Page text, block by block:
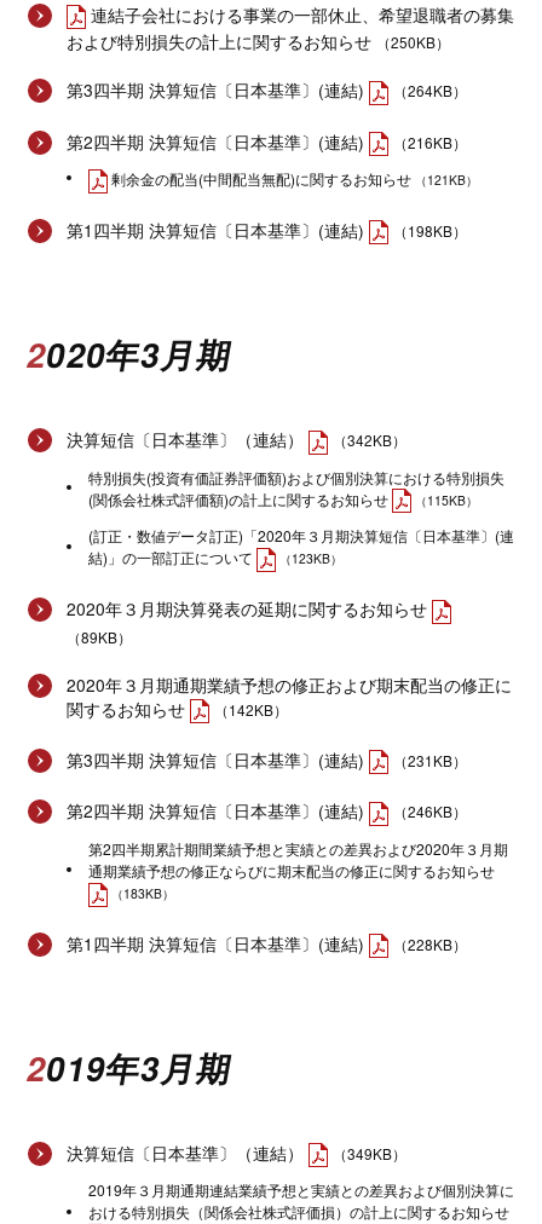
連結子会社における事業の一部休止、希望退職者の募集
および特別損失の計上に関するお知らせ
（250KB）
第3四半期 決算短信〔日本基準〕(連結) （264KB）
第2四半期 決算短信〔日本基準〕(連結)
（216KB）
剰余金の配当(中間配当無配)に関するお知らせ
（121KB）
第1四半期 決算短信〔日本基準〕(連結) （198KB）
2020年3月期
決算短信〔日本基準〕（連結）
（342KB）
特別損失(投資有価証券評価額)および個別決算における特別損失
(関係会社株式評価額)の計上に関するお知らせ
（115KB）
(訂正・数値データ訂正)「2020年３月期決算短信〔日本基準〕(連
結)」の一部訂正について
（123KB）
2020年３月期決算発表の延期に関するお知らせ
（89KB）
2020年３月期通期業績予想の修正および期末配当の修正に
関するお知らせ
（142KB）
第3四半期 決算短信〔日本基準〕(連結) （231KB）
第2四半期 決算短信〔日本基準〕(連結)
（246KB）
第2四半期累計期間業績予想と実績との差異および2020年３月期
通期業績予想の修正ならびに期末配当の修正に関するお知らせ
（183KB）
第1四半期 決算短信〔日本基準〕(連結) （228KB）
2019年3月期
決算短信〔日本基準〕（連結）
（349KB）
2019年３月期通期連結業績予想と実績との差異および個別決算に
おける特別損失（関係会社株式評価損）の計上に関するお知らせ